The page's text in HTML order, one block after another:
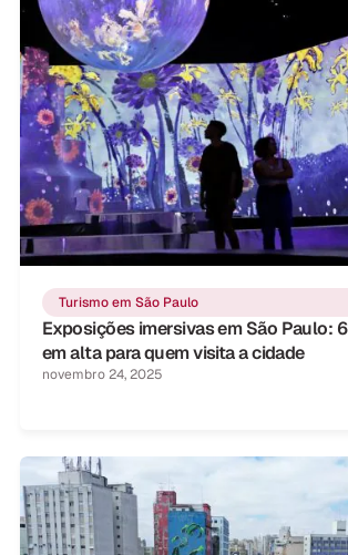
Turismo em São Paulo
Exposições imersivas em São Paulo:
em alta para quem visita a cidade
novembro 24, 2025